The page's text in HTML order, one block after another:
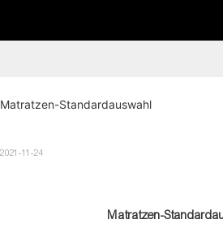
Matratzen-Standardauswahl
2021-11-24
Matratzen-